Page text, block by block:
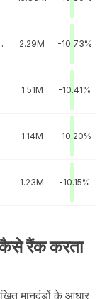
AI Crush 2.29M -10.73%
1.51M -10.41%
1.14M -10.20%
1.23M -10.15%
कैसे रैंक करता
मानदंडों के आधार